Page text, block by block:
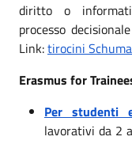
diritto o
processo
Link:tirocini
Erasmus for
Per studenti
lavorativi da 2